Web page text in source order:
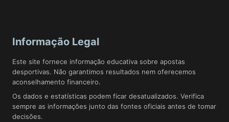
Informação Legal
Este site fornece informação educativa sobre apostas
desportivas. Não garantimos resultados nem oferecemos
aconselhamento financeiro.
Os dados e estatísticas podem ficar desatualizados. Verifica
sempre as informações junto das fontes oficiais antes de tomar
decisões.